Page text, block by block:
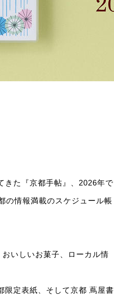
きた『京都手帖』、2026年で
の情報満載のスケジュール帳
いしいお菓子、ローカル情
限定表紙、そして京都 蔦屋書